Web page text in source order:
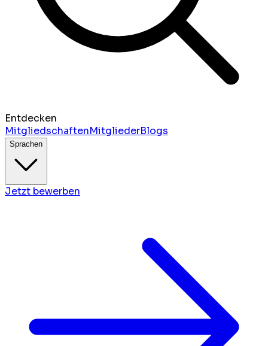
Entdecken
MitgliedschaftenMitgliederBlogs
Sprachen
Jetzt bewerben